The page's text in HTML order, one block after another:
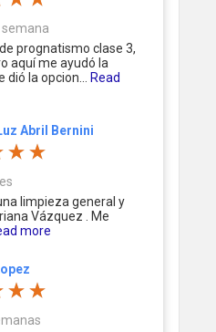
semana
prognatismo clase 3,
aquí me ayudó la
la opcion...
Read
Abril Bernini
limpieza general y
Vázquez . Me
more